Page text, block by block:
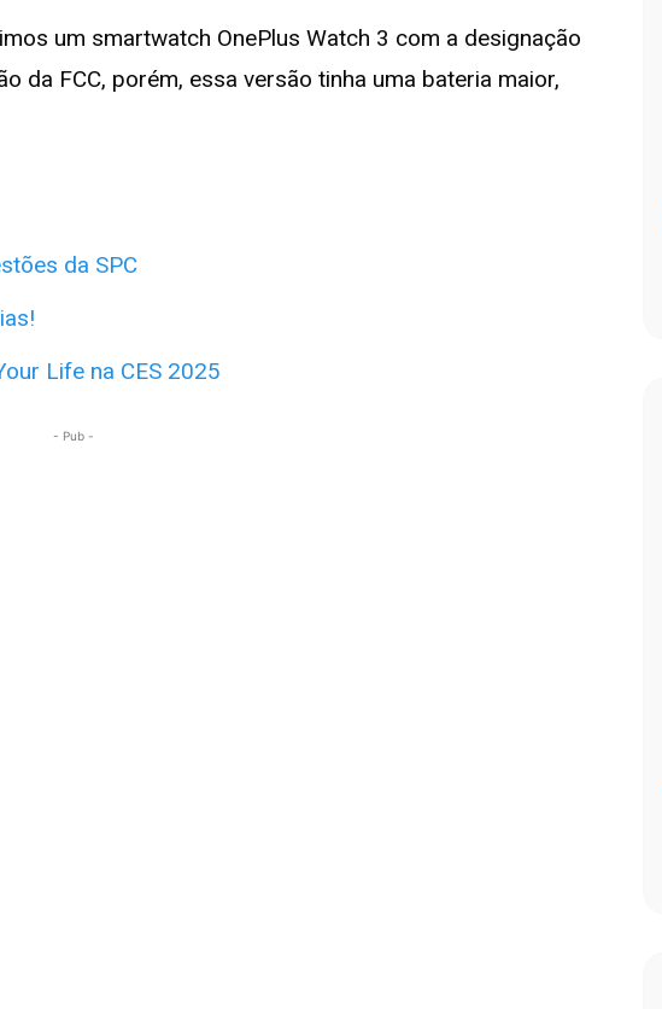
um smartwatch OnePlus Watch 3 com a designação
da FCC, porém, essa versão tinha uma bateria maior,
da SPC
Life na CES 2025
- Pub -